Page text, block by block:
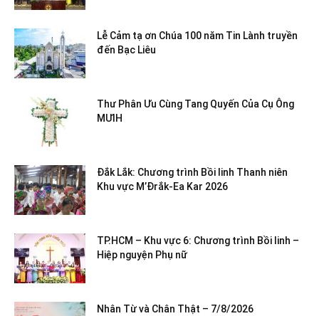
Lễ Cảm tạ ơn Chúa 100 năm Tin Lành truyền
đến Bạc Liêu
Thư Phân Ưu Cùng Tang Quyến Của Cụ Ông
MƯIH
Đắk Lắk: Chương trình Bồi linh Thanh niên
Khu vực M’Đrắk-Ea Kar 2026
TP.HCM – Khu vực 6: Chương trình Bồi linh –
Hiệp nguyện Phụ nữ
Nhân Từ và Chân Thật – 7/8/2026